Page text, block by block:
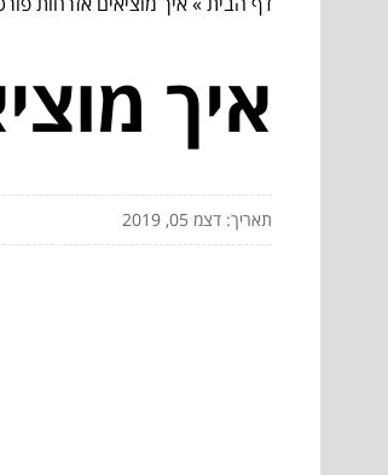
איך
תאריך: דצמ 05, 2019